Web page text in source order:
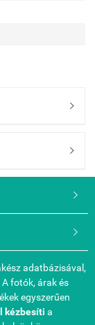




adatbázisával,
fotók, árak és
egyszerűen
kézbesíti a